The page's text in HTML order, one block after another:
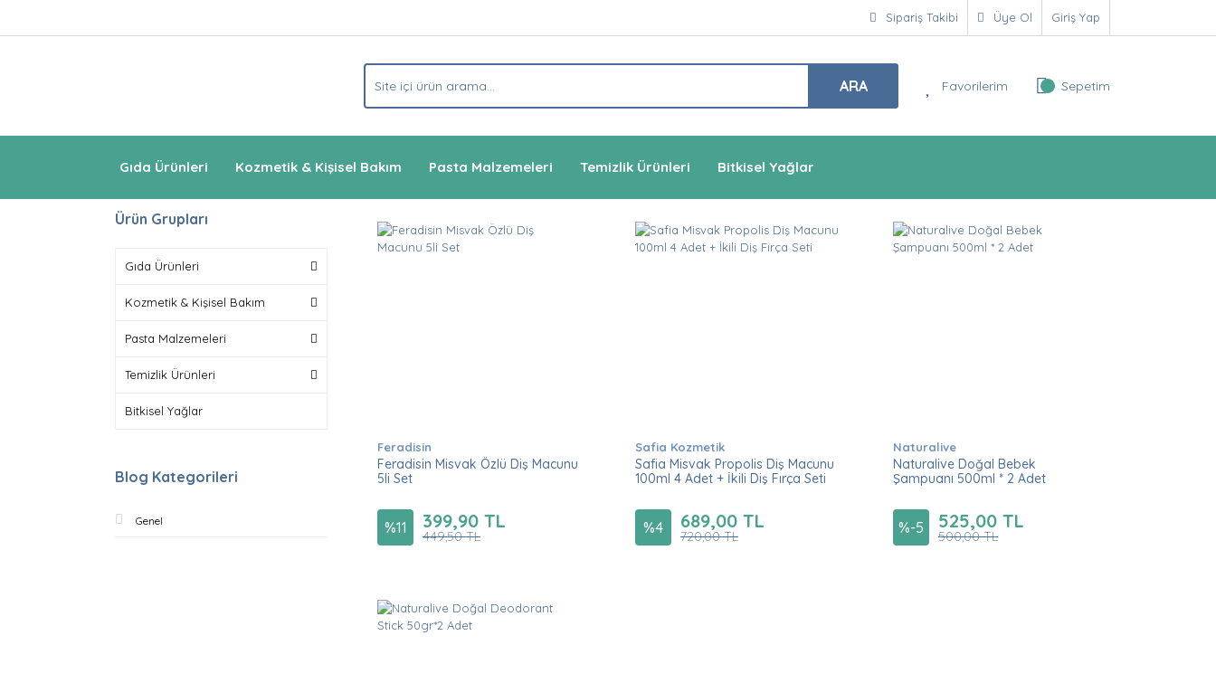
Sipariş Takibi Üye Ol Giriş Yap
ARA Favorilerim Sepetim
Gıda Ürünleri Kozmetik & Kişisel Bakım Pasta Malzemeleri Temizlik Ürünleri Bitkisel Yağlar
Ürün Grupları
Gıda Ürünleri
Kozmetik & Kişisel Bakım
Pasta Malzemeleri
Temizlik Ürünleri
Bitkisel Yağlar
Blog Kategorileri
Genel
Feradisin
Feradisin Misvak Özlü Diş Macunu
5li Set
%11 399,90 TL
449,50 TL
Safia Kozmetik
Safia Misvak Propolis Diş Macunu
100ml 4 Adet + İkili Diş Fırça Seti
%4 689,00 TL
720,00 TL
Naturalive
Naturalive Doğal Bebek
Şampuanı 500ml * 2 Adet
%-5 525,00 TL
500,00 TL